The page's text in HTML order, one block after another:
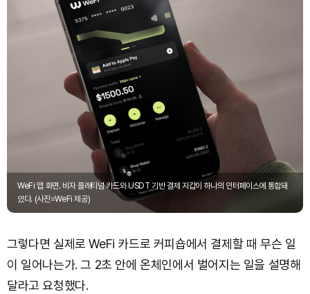
WeFi 앱 화면. 비자 플래티넘 카드와 USDT 기반 결제 지갑이 하나의 인터페이스에 통합돼
있다. (사진=WeFi 제공)
그렇다면 실제로 WeFi 카드로 커피숍에서 결제할 때 무슨 일
이 일어나는가. 그 2초 안에 온체인에서 벌어지는 일을 설명해
달라고 요청했다.